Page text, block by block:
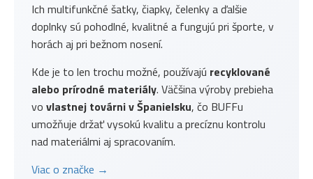
Ich multifunkčné šatky, čiapky, čelenky a ďalšie
doplnky sú pohodlné, kvalitné a fungujú pri športe, v
horách aj pri bežnom nosení.
Kde je to len trochu možné, používajú recyklované
alebo prírodné materiály. Väčšina výroby prebieha
vo vlastnej továrni v Španielsku, čo BUFFu
umožňuje držať vysokú kvalitu a precíznu kontrolu
nad materiálmi aj spracovaním.
Viac o značke →